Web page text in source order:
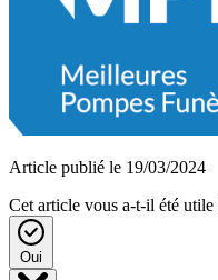
Article publié le 19/03/2024
Cet article vous a-t-il été utile
Oui